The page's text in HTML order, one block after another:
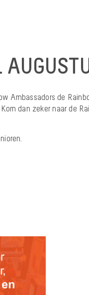
Ambassadors de
dan zeker naar de